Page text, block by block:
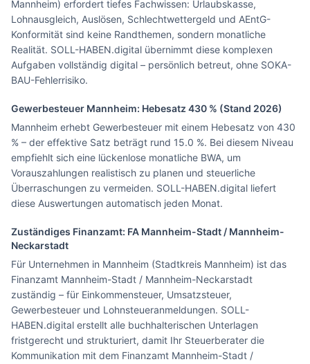
Mannheim) erfordert tiefes Fachwissen: Urlaubskasse,
Lohnausgleich, Auslösen, Schlechtwettergeld und AEntG-
Konformität sind keine Randthemen, sondern monatliche
Realität. SOLL-HABEN.digital übernimmt diese komplexen
Aufgaben vollständig digital – persönlich betreut, ohne SOKA-
BAU-Fehlerrisiko.
Gewerbesteuer Mannheim: Hebesatz 430 % (Stand 2026)
Mannheim erhebt Gewerbesteuer mit einem Hebesatz von 430
% – der effektive Satz beträgt rund 15.0 %. Bei diesem Niveau
empfiehlt sich eine lückenlose monatliche BWA, um
Vorauszahlungen realistisch zu planen und steuerliche
Überraschungen zu vermeiden. SOLL-HABEN.digital liefert
diese Auswertungen automatisch jeden Monat.
Zuständiges Finanzamt: FA Mannheim-Stadt / Mannheim-
Neckarstadt
Für Unternehmen in Mannheim (Stadtkreis Mannheim) ist das
Finanzamt Mannheim-Stadt / Mannheim-Neckarstadt
zuständig – für Einkommensteuer, Umsatzsteuer,
Gewerbesteuer und Lohnsteueranmeldungen. SOLL-
HABEN.digital erstellt alle buchhalterischen Unterlagen
fristgerecht und strukturiert, damit Ihr Steuerberater die
Kommunikation mit dem Finanzamt Mannheim-Stadt /